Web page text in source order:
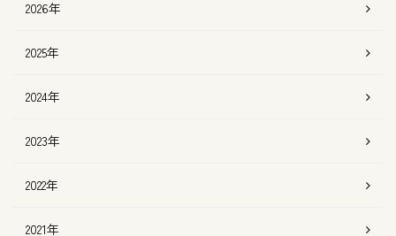
2026年
2025年
2024年
2023年
2022年
2021年